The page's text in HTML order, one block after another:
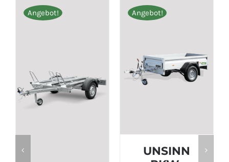
Angebot! Angebot!